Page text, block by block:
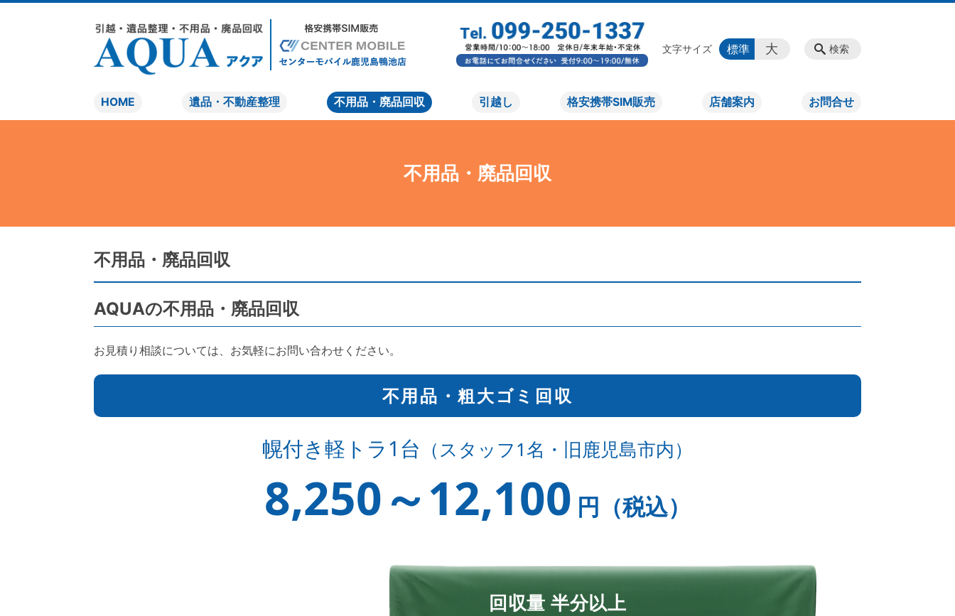
HOME 遺品・不動産整理 不用品・廃品回収 引越し 格安携帯SIM販売 店舗案内 お問合せ
検索
文字サイズ 標準 大
不用品・廃品回収
不用品・廃品回収
AQUAの不用品・廃品回収
お見積り相談については、お気軽にお問い合わせください。
不用品・粗大ゴミ回収
幌付き軽トラ1台 （スタッフ1名・旧鹿児島市内）
8,250～12,100 円（税込）
回収量 半分以上